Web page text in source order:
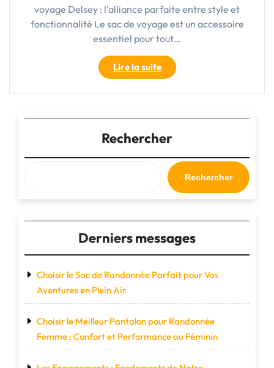
voyage Delsey : l'alliance parfaite entre style et
fonctionnalité Le sac de voyage est un accessoire
essentiel pour tout…
Lire la suite"Découvrez
l’excellence
du
de
voyage
Delsey
:
l’alliance
parfaite
de
fonctionnalité"
Rechercher
Rechercher
Derniers messages
Choisir le Sac de Randonnée Parfait pour Vos
Aventures en Plein Air
Choisir le Meilleur Pantalon pour Randonnée
Femme : Confort et Performance au Féminin